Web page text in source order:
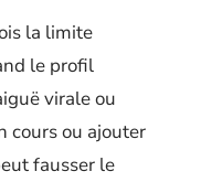
la limite
le profil
virale ou
cours ou ajouter
fausser le